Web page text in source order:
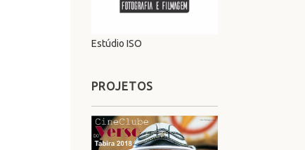
Estúdio ISO
PROJETOS